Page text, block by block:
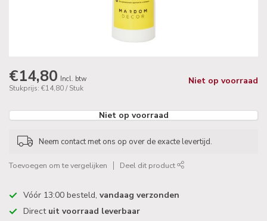
€14,80 Incl. btw
Stukprijs: €14,80 / Stuk
Niet op voorraad
Niet op voorraad
Neem contact met ons op over de exacte levertijd.
Toevoegen om te vergelijken Deel dit product
Vóór 13:00 besteld, vandaag verzonden
Direct uit voorraad leverbaar